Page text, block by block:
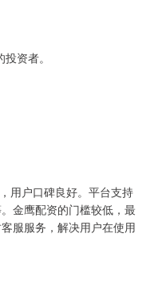
资者。
用户口碑良好。平台支持
金鹰配资的门槛较低，最
服服务，解决用户在使用